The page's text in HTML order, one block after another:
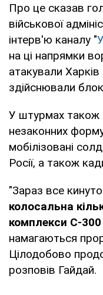
Про це сказав
військової
інтерв'ю каналу "
на ці напрямки
атакували
здійснювали
У штурмах також
незаконних
мобілізовані
Росії, а також
"Зараз все
колосальна
комплекси С-
намагаються
Цілодобово
розповів Гайдай.